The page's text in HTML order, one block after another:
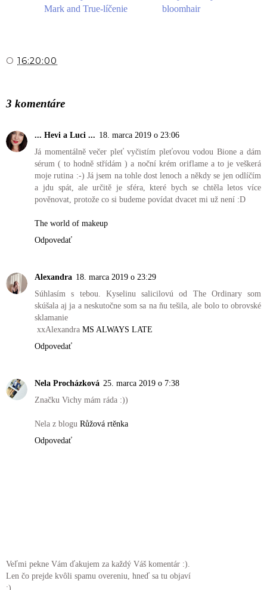
Mark and True-líčenie
bloomhair
O 16:20:00
3 komentáre
... Hevi a Luci ... 18. marca 2019 o 23:06
Já momentálně večer pleť vyčistím pleťovou vodou Bione a dám
sérum ( to hodně střídám ) a noční krém oriflame a to je veškerá
moje rutina :-) Já jsem na tohle dost lenoch a někdy se jen odlíčím
a jdu spát, ale určitě je sféra, které bych se chtěla letos více
pověnovat, protože co si budeme povídat dvacet mi už není :D
The world of makeup
Odpovedať
Alexandra 18. marca 2019 o 23:29
Súhlasím s tebou. Kyselinu salicilovú od The Ordinary som
skúšala aj ja a neskutočne som sa na ňu tešila, ale bolo to obrovské
sklamanie
xxAlexandra MS ALWAYS LATE
Odpovedať
Nela Procházková 25. marca 2019 o 7:38
Značku Vichy mám ráda :))
Nela z blogu Růžová rtěnka
Odpovedať
Veľmi pekne Vám ďakujem za každý Váš komentár :).
Len čo prejde kvôli spamu overeniu, hneď sa tu objaví
:)